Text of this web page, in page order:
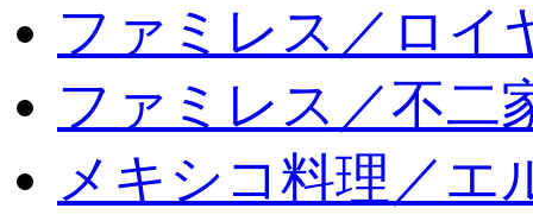
ファミレス／ロイ
ファミレス／不二
メキシコ料理／エ